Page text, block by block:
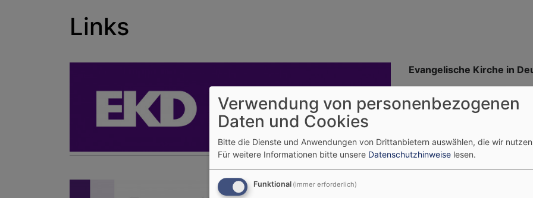
Links
Evangelische Kirche in
Evangelisch-Lutherische
Verwendung von personenbezogenen
Daten und Cookies
Bitte die Dienste und Anwendungen von Drittanbietern auswählen, die wir
Für weitere Informationen bitte unsere Datenschutzhinweise lesen.
Funktional (immer erforderlich)